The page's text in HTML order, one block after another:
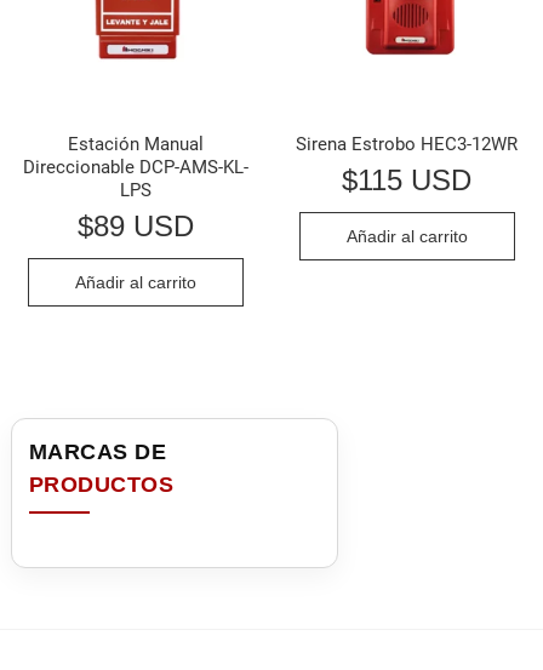
Estación Manual
Direccionable DCP-AMS-KL-
LPS
$89 USD
Añadir al carrito
Sirena Estrobo HEC3-12WR
$115 USD
Añadir al carrito